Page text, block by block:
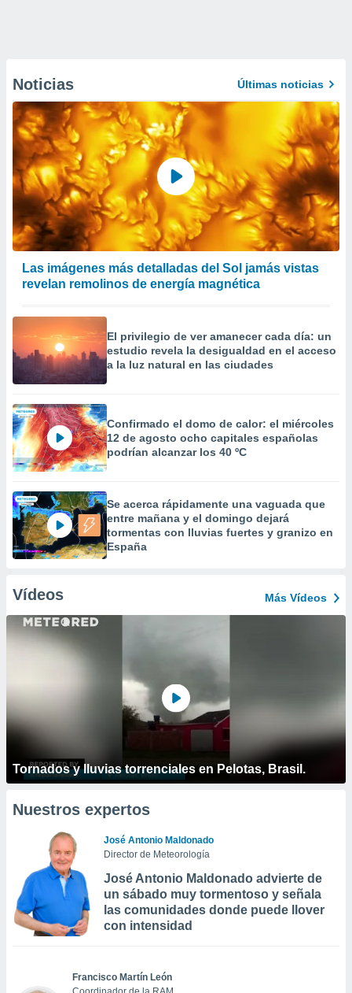
Noticias Últimas noticias
Las imágenes más detalladas del Sol jamás vistas
revelan remolinos de energía magnética
El privilegio de ver amanecer cada día: un
estudio revela la desigualdad en el acceso
a la luz natural en las ciudades
Confirmado el domo de calor: el miércoles
12 de agosto ocho capitales españolas
podrían alcanzar los 40 ºC
Se acerca rápidamente una vaguada que
entre mañana y el domingo dejará
tormentas con lluvias fuertes y granizo en
España
Vídeos Más Vídeos
Tornados y lluvias torrenciales en Pelotas, Brasil.
Nuestros expertos
José Antonio Maldonado
Director de Meteorología
José Antonio Maldonado advierte de
un sábado muy tormentoso y señala
las comunidades donde puede llover
con intensidad
Francisco Martín León